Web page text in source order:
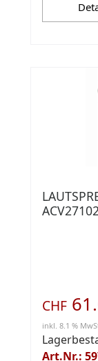
CHF
inkl. 8.1 %
Art.Nr.: